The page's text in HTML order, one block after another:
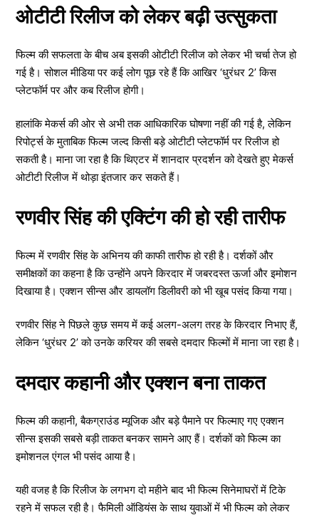
ओटीटी रिलीज को लेकर बढ़ी उत्सुकता
फिल्म की सफलता के बीच अब इसकी ओटीटी रिलीज को लेकर भी चर्चा तेज हो
गई है। सोशल मीडिया पर कई लोग पूछ रहे हैं कि आखिर ‘धुरंधर 2’ किस
प्लेटफॉर्म पर और कब रिलीज होगी।
हालांकि मेकर्स की ओर से अभी तक आधिकारिक घोषणा नहीं की गई है, लेकिन
रिपोर्ट्स के मुताबिक फिल्म जल्द किसी बड़े ओटीटी प्लेटफॉर्म पर रिलीज हो
सकती है। माना जा रहा है कि थिएटर में शानदार प्रदर्शन को देखते हुए मेकर्स
ओटीटी रिलीज में थोड़ा इंतजार कर सकते हैं।
रणवीर सिंह की एक्टिंग की हो रही तारीफ
फिल्म में रणवीर सिंह के अभिनय की काफी तारीफ हो रही है। दर्शकों और
समीक्षकों का कहना है कि उन्होंने अपने किरदार में जबरदस्त ऊर्जा और इमोशन
दिखाया है। एक्शन सीन्स और डायलॉग डिलीवरी को भी खूब पसंद किया गया।
रणवीर सिंह ने पिछले कुछ समय में कई अलग-अलग तरह के किरदार निभाए हैं,
लेकिन ‘धुरंधर 2’ को उनके करियर की सबसे दमदार फिल्मों में माना जा रहा है।
दमदार कहानी और एक्शन बना ताकत
फिल्म की कहानी, बैकग्राउंड म्यूजिक और बड़े पैमाने पर फिल्माए गए एक्शन
सीन्स इसकी सबसे बड़ी ताकत बनकर सामने आए हैं। दर्शकों को फिल्म का
इमोशनल एंगल भी पसंद आया है।
यही वजह है कि रिलीज के लगभग दो महीने बाद भी फिल्म सिनेमाघरों में टिके
रहने में सफल रही है। फैमिली ऑडियंस के साथ युवाओं में भी फिल्म को लेकर